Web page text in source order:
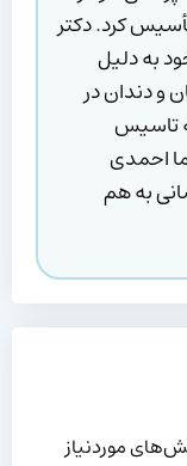
کرد. دکتر
به دلیل
و دندان در
تاسیس
احمدی
به هم
موردنیاز